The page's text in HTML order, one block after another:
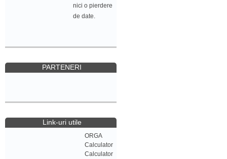
nici o pierdere
de date.
PARTENERI
Link-uri utile
ORGA
Calculator
Calculator